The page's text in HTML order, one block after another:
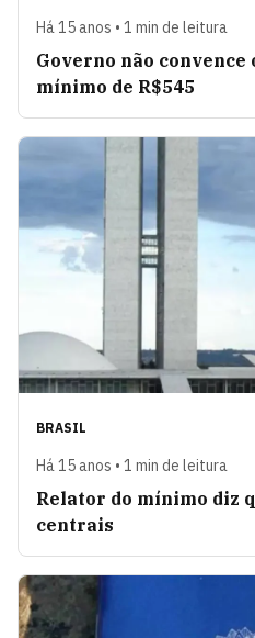
Há 15 anos • 1 min de leitura
Governo não convence
mínimo de R$545
BRASIL
Há 15 anos • 1 min de leitura
Relator do mínimo diz
centrais